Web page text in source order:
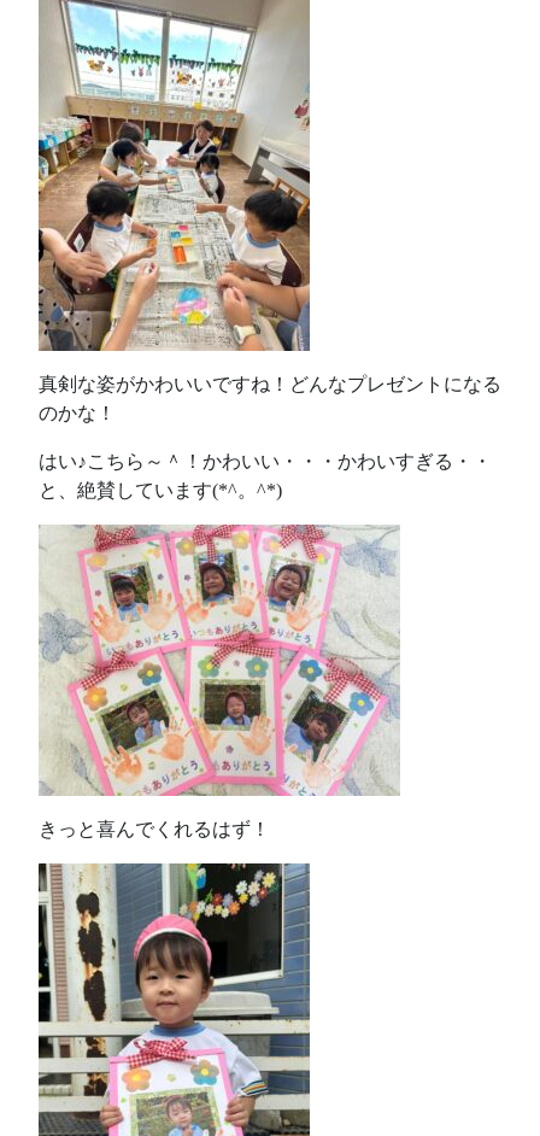
真剣な姿がかわいいですね！どんなプレゼントになる
のかな！
はい♪こちら～＾！かわいい・・・かわいすぎる・・
と、絶賛しています(*^。^*)
きっと喜んでくれるはず！